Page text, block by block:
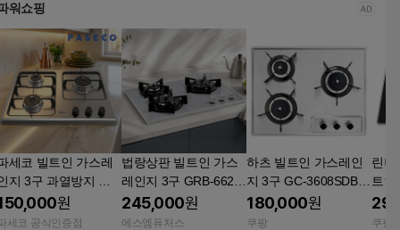
워쇼핑
세코 빌트인 가스레
지 3구 과열방지 안
센서 매립형 가스쿡
LNG 실버 스틸
원
세코 공식인증점
법랑상판 빌트인 가스
레인지 3구 GRB-6623
ND/PD 청소쉬운분리
버너 타공560x480
245,000원
에스엠퓨처스
하츠 빌트인 가스레인
지 3구 GC-3608SDBH
N 독립형 그레이트 방
문설치
180,000원
쿠팡
린나
트인
BR-
설치
쿠팡